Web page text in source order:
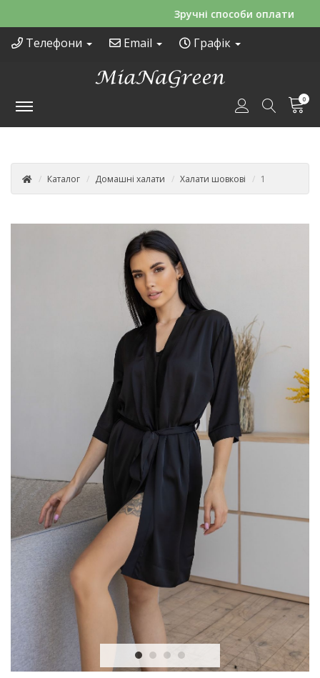
Зручні способи оплати
Телефони Email Графік
0
Каталог Домашні халати Халати шовкові 1